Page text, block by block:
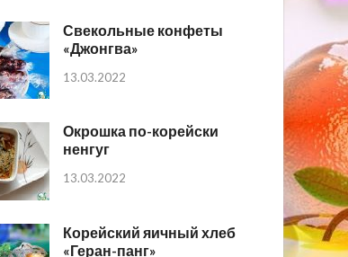
Свекольные конфеты
«Джонгва»
13.03.2022
Окрошка по-корейски
ненгуг
13.03.2022
Корейский яичный хлеб
«Геран-панг»